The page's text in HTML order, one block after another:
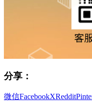
分享：
微信FacebookXReddit